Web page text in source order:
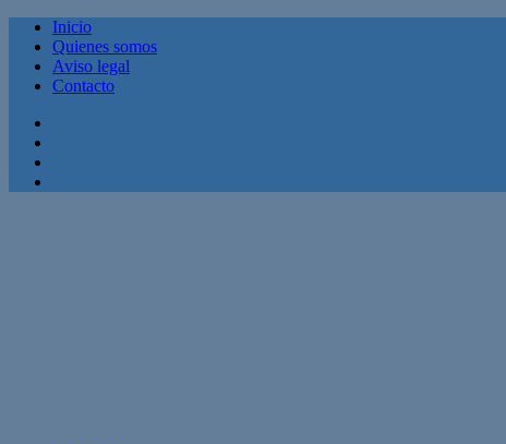
Inicio
Quienes somos
Aviso legal
Contacto